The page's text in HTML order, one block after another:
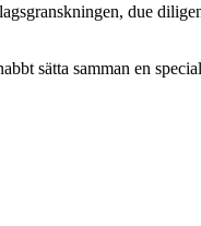
due
sätta samman en